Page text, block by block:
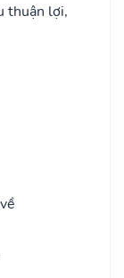
thuận lợi,